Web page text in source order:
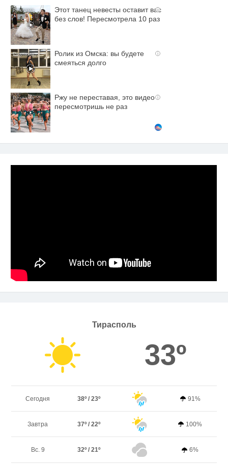
i
Этот танец невесты оставит вас
без слов! Пересмотрела 10 раз
i
Ролик из Омска: вы будете
смеяться долго
i
Ржу не переставая, это видео
пересмотришь не раз
Тирасполь
33º
Сегодня 38º / 23º 91%
Завтра 37º / 22º 100%
Вс. 9 32º / 21º 6%